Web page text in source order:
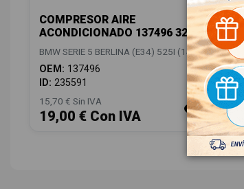
COMPRESOR AIRE
ACONDICIONADO 137496 32048
BMW SERIE 5 BERLINA (E34) 525I (141KW)
OEM: 137496
ID: 235591
15,70 € Sin IVA
19,00 € Con IVA